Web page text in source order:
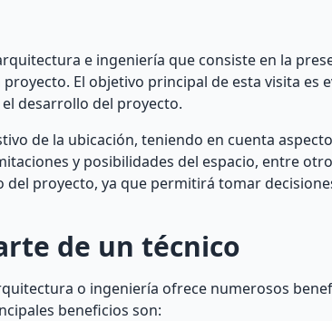
e ingeniería que consiste en la
El objetivo principal de esta visita es
desarrollo del proyecto.
de la ubicación, teniendo en cuenta
y posibilidades del espacio, entre
proyecto, ya que permitirá tomar
de un técnico
o ingeniería ofrece numerosos
beneficios son: